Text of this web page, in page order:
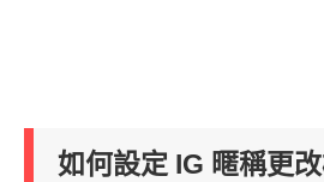
如何設定 IG 暱稱更